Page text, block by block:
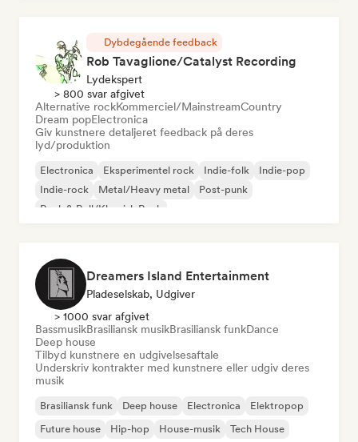
Dybdegående feedback
Rob Tavaglione/Catalyst Recording
Lydekspert
> 800 svar afgivet
Alternative rockKommerciel/MainstreamCountry
Dream popElectronica
Giv kunstnere detaljeret feedback på deres
lyd/produktion
Electronica Eksperimentel rock Indie-folk
Indie-pop
Indie-rock
Metal/Heavy metal
Post-punk
Rock & Roll/Klassisk Rock
Dreamers Island Entertainment
Pladeselskab, Udgiver
> 1000 svar afgivet
BassmusikBrasiliansk musikBrasiliansk funkDance
Deep house
Tilbyd kunstnere en udgivelsesaftale
Underskriv kontrakter med kunstnere eller udgiv deres
musik
Brasiliansk funk Deep house Electronica
Elektropop
Future house
Hip-hop House-musik Tech House